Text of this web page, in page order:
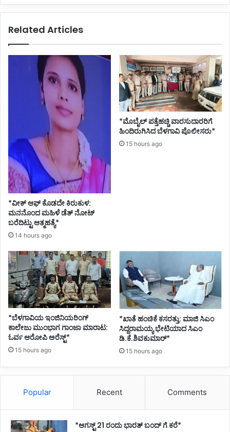
Related Articles
*ವೀಕ್ ಆಫ್ ಕೊಡದೇ ಕಿರುಕುಳ:
ಮನನೊಂದ ಮಹಿಳೆ ಡೆತ್ ನೋಟ್
ಬರೆದಿಟ್ಟು ಆತ್ಮಹತ್ಯೆ*
14 hours ago
*ಮೊಬೈಲ್ ಪತ್ತೆಹಚ್ಚಿ ವಾರಸುದಾರರಿಗೆ
ಹಿಂದಿರುಗಿಸಿದ ಬೆಳಗಾವಿ ಪೊಲೀಸರು*
15 hours ago
*ಬೆಳಗಾವಿಯ ಇಂಜಿನಿಯರಿಂಗ್‌
ಕಾಲೇಜು ಮುಂಭಾಗ ಗಾಂಜಾ ಮಾರಾಟ:
ಓರ್ವ ಆರೋಪಿ ಅರೆಸ್ಟ್*
15 hours ago
*ಖಾತೆ ಹಂಚಿಕೆ ಕಸರತ್ತು: ಮಾಜಿ ಸಿಎಂ
ಸಿದ್ದರಾಮಯ್ಯ ಭೇಟಿಯಾದ ಸಿಎಂ
ಡಿ.ಕೆ.ಶಿವಕುಮಾರ್*
15 hours ago
Popular Recent Comments
*ಆಗಸ್ಟ್ 21 ರಂದು ಭಾರತ್‌ ಬಂದ್‌ ಗೆ ಕರೆ*